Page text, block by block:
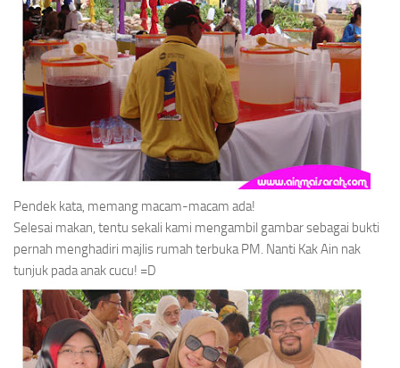
Pendek kata, memang macam-macam ada!
Selesai makan, tentu sekali kami mengambil gambar sebagai bukti
pernah menghadiri majlis rumah terbuka PM. Nanti Kak Ain nak
tunjuk pada anak cucu! =D